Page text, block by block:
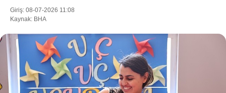
Facebook
Giriş: 08-07-2026 11:08
Kaynak: BHA